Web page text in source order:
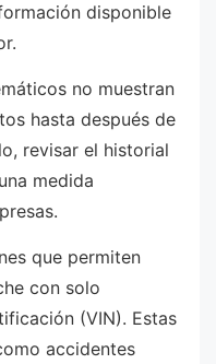
disponible
no muestran
hasta después de
revisar el historial
medida
que permiten
con solo
(VIN). Estas
accidentes